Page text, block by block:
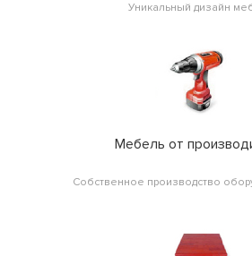
Уникальный дизайн
Мебель от
Собственное производство